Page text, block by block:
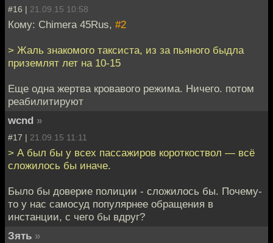
#16 | 21.09.15 10:58
Кому: Chimera 45Rus, #2
> Жаль знакомого таксиста, из за пьяного быдла
приземлят лет на 10-15
Еще одна жертва кровавого режима. Ничего. потом
реабилитируют
wcnd »
#17 | 21.09.15 11:11
> А был бы у всех пассажиров короткоствол — всё
сложилось бы иначе.
Было бы доверие полиции - сложилось бы. Почему-
то у нас самосуд популярнее обращения в
инстанции, с чего бы вдруг?
Зять »